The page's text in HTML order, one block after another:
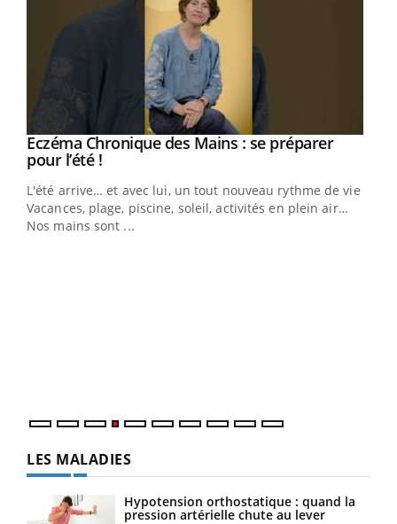
Youtube
Eczéma Chronique des Mains : se préparer
pour l’été !Youtube
L'été arrive… et avec lui, un tout nouveau rythme de vie !
Vacances, plage, piscine, soleil, activités en plein air…
Nos mains sont ...
LES MALADIES
Hypotension orthostatique : quand la
pression artérielle chute au lever